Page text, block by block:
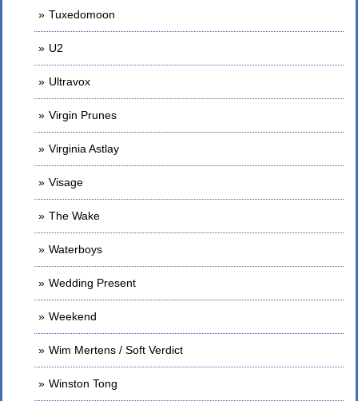
Tuxedomoon
U2
Ultravox
Virgin Prunes
Virginia Astlay
Visage
The Wake
Waterboys
Wedding Present
Weekend
Wim Mertens / Soft Verdict
Winston Tong